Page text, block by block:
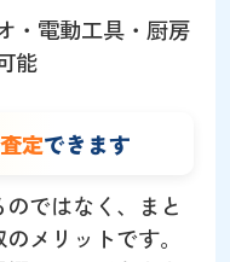
・電動工具・厨房
能
定できます
ではなく、まと
メリットです。